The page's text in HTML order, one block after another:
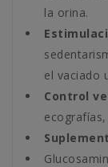
la orina.
el vaciado
Control